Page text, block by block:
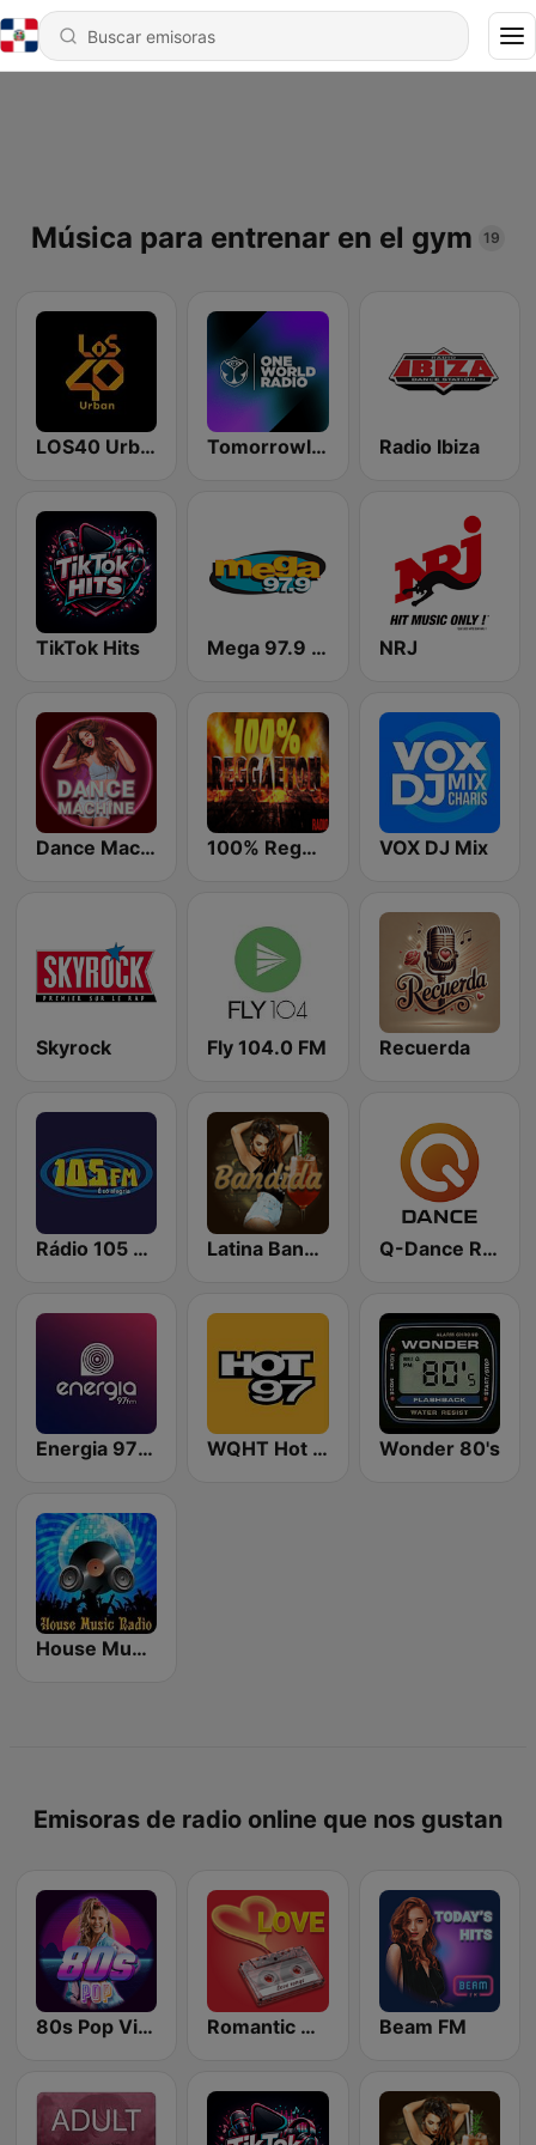
Música para entrenar en el gym 19
LOS40 Urban Tomorrowland One World Radio UK Radio Ibiza
TikTok Hits Mega 97.9 FM NRJ
Dance Machine 100% Reggaeton Radio VOX DJ Mix
Skyrock Fly 104.0 FM Recuerda
Rádio 105 FM Latina Bandida! Q-Dance Radio
Energia 97 FM WQHT Hot 97 FM Wonder 80's
House Music Radio
Emisoras de radio online que nos gustan
80s Pop Vibes Romantic Vibes Beam FM